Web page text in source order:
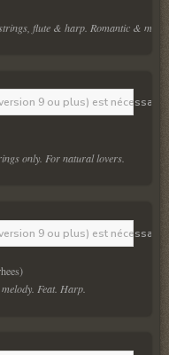
flute & harp. Romantic &
9 ou plus) est
only. For natural lovers.
9 ou plus) est
(Evert Verhees)
Feat. Harp.